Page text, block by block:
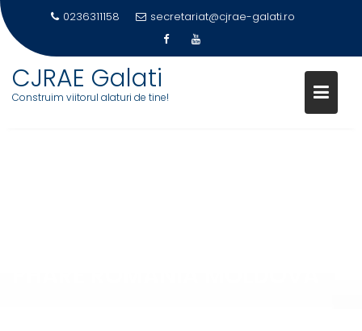
0236311158 secretariat@cjrae-galati.ro
CJRAE Galati
Construim viitorul alaturi de tine!